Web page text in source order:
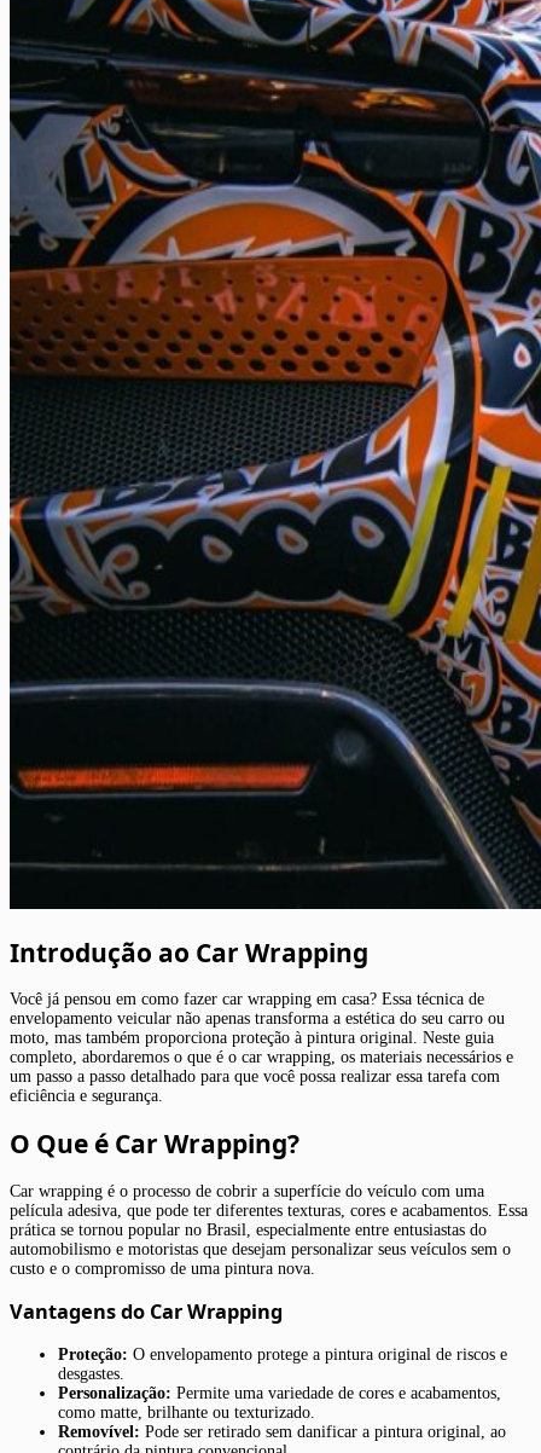
Introdução ao Car Wrapping
Você já pensou em como fazer car wrapping em casa? Essa técnica de
envelopamento veicular não apenas transforma a estética do seu carro ou
moto, mas também proporciona proteção à pintura original. Neste guia
completo, abordaremos o que é o car wrapping, os materiais necessários e
um passo a passo detalhado para que você possa realizar essa tarefa com
eficiência e segurança.
O Que é Car Wrapping?
Car wrapping é o processo de cobrir a superfície do veículo com uma
película adesiva, que pode ter diferentes texturas, cores e acabamentos. Essa
prática se tornou popular no Brasil, especialmente entre entusiastas do
automobilismo e motoristas que desejam personalizar seus veículos sem o
custo e o compromisso de uma pintura nova.
Vantagens do Car Wrapping
Proteção: O envelopamento protege a pintura original de riscos e
desgastes.
Personalização: Permite uma variedade de cores e acabamentos,
como matte, brilhante ou texturizado.
Removível: Pode ser retirado sem danificar a pintura original, ao